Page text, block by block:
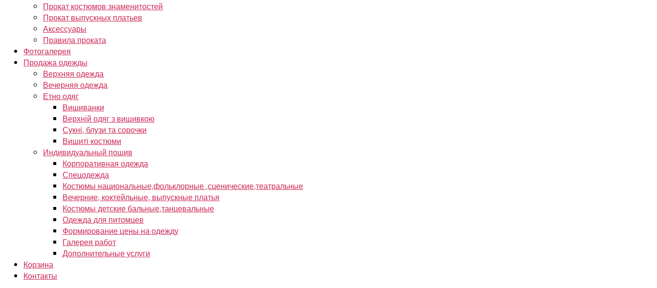
Прокат костюмов знаменитостей
Прокат выпускных платьев
Аксессуары
Правила проката
Фотогалерея
Продажа одежды
Верхняя одежда
Вечерняя одежда
Етно одяг
Вишиванки
Верхній одяг з вишивкою
Сукні, блузи та сорочки
Вишиті костюми
Индивидуальный пошив
Корпоративная одежда
Спецодежда
Костюмы национальные,фольклорные ,сценические,театральные
Вечерние, коктейльные, выпускные платья
Костюмы детские бальные,танцевальные
Одежда для питомцев
Формирование цены на одежду
Галерея работ
Дополнительные услуги
Корзина
Контакты